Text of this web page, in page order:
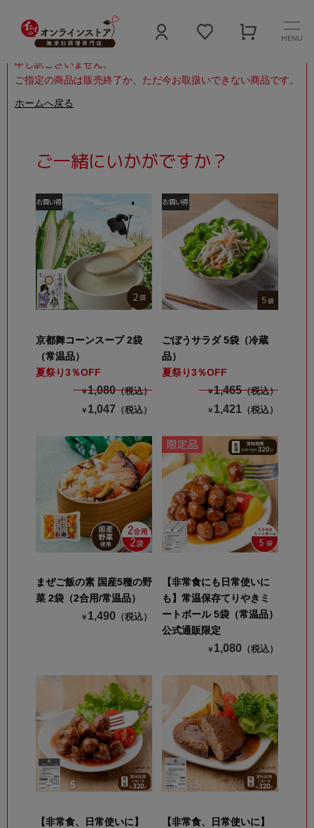
MENU
申し訳ございません。
ご指定の商品は販売終了か、ただ今お取扱いできない商品です。
ホームへ戻る
ご一緒にいかがですか？
京都舞コーンスープ 2袋
（常温品）
夏祭り3％OFF
￥1,080（税込）
￥ 1,047 （税込）
ごぼうサラダ 5袋（冷蔵
品）
夏祭り3％OFF
￥1,465（税込）
￥ 1,421 （税込）
まぜご飯の素 国産5種の野
菜 2袋（2合用/常温品）
￥ 1,490 （税込）
【非常食にも日常使いに
も】常温保存てりやきミ
ートボール 5袋（常温品）
公式通販限定
￥ 1,080 （税込）
【非常食、日常使いに】
【非常食、日常使いに】